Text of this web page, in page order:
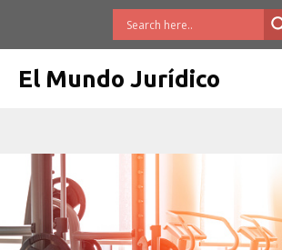
El Mundo Jurídico